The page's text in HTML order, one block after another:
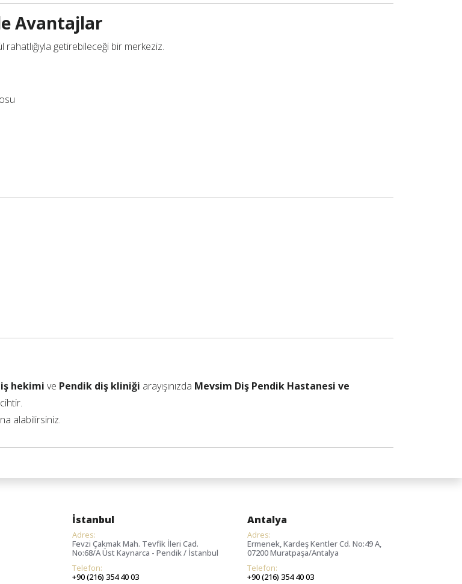
Avantajlar
rahatlığıyla getirebileceği bir merkeziz.
hekimi ve Pendik diş kliniği arayışınızda Mevsim Diş Pendik Hastanesi ve
alabilirsiniz.
İstanbul
Adres:
Fevzi Çakmak Mah. Tevfik İleri Cad.
No:68/A Üst Kaynarca - Pendik / İstanbul
Telefon:
+90 (216) 354 40 03
Antalya
Adres:
Ermenek, Kardeş Kentler Cd. No:49 A,
07200 Muratpaşa/Antalya
Telefon:
+90 (216) 354 40 03